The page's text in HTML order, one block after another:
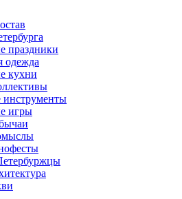
праздники
одежда
кухни
игры